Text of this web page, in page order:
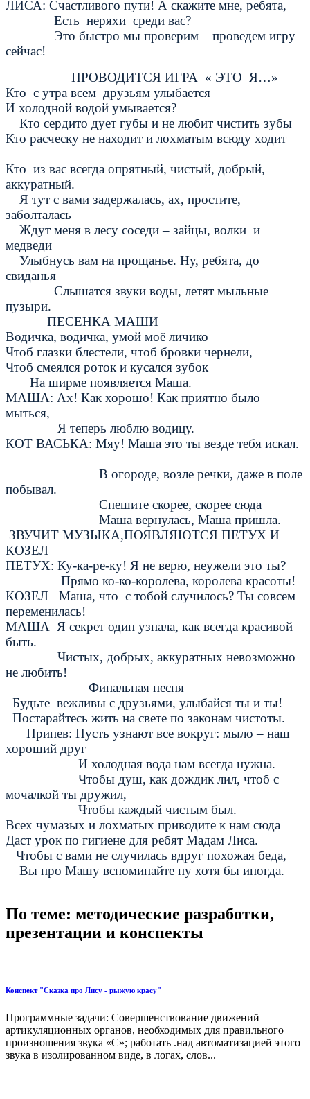
ЛИСА: Счастливого пути! А скажите мне, ребята,
Есть неряхи среди вас?
Это быстро мы проверим – проведем игру
сейчас!
ПРОВОДИТСЯ ИГРА « ЭТО Я…»
Кто с утра всем друзьям улыбается
И холодной водой умывается?
Кто сердито дует губы и не любит чистить зубы
Кто расческу не находит и лохматым всюду ходит
Кто из вас всегда опрятный, чистый, добрый,
аккуратный.
Я тут с вами задержалась, ах, простите,
заболталась
Ждут меня в лесу соседи – зайцы, волки и
медведи
Улыбнусь вам на прощанье. Ну, ребята, до
свиданья
Слышатся звуки воды, летят мыльные
пузыри.
ПЕСЕНКА МАШИ
Водичка, водичка, умой моё личико
Чтоб глазки блестели, чтоб бровки чернели,
Чтоб смеялся роток и кусался зубок
На ширме появляется Маша.
МАША: Ах! Как хорошо! Как приятно было
мыться,
Я теперь люблю водицу.
КОТ ВАСЬКА: Мяу! Маша это ты везде тебя искал.
В огороде, возле речки, даже в поле
побывал.
Спешите скорее, скорее сюда
Маша вернулась, Маша пришла.
ЗВУЧИТ МУЗЫКА,ПОЯВЛЯЮТСЯ ПЕТУХ И
КОЗЕЛ
ПЕТУХ: Ку-ка-ре-ку! Я не верю, неужели это ты?
Прямо ко-ко-королева, королева красоты!
КОЗЕЛ Маша, что с тобой случилось? Ты совсем
переменилась!
МАША Я секрет один узнала, как всегда красивой
быть.
Чистых, добрых, аккуратных невозможно
не любить!
Финальная песня
Будьте вежливы с друзьями, улыбайся ты и ты!
Постарайтесь жить на свете по законам чистоты.
Припев: Пусть узнают все вокруг: мыло – наш
хороший друг
И холодная вода нам всегда нужна.
Чтобы душ, как дождик лил, чтоб с
мочалкой ты дружил,
Чтобы каждый чистым был.
Всех чумазых и лохматых приводите к нам сюда
Даст урок по гигиене для ребят Мадам Лиса.
Чтобы с вами не случилась вдруг похожая беда,
Вы про Машу вспоминайте ну хотя бы иногда.
По теме: методические разработки,
презентации и конспекты
Конспект "Сказка про Лису - рыжую красу"
Программные задачи: Совершенствование движений
артикуляционных органов, необходимых для правильного
произношения звука «С»; работать .над автоматизацией этого
звука в изолированном виде, в логах, слов...